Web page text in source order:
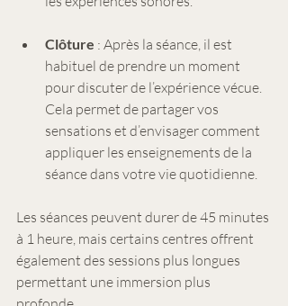
Clôture : Après la séance, il est
habituel de prendre un moment
pour discuter de l’expérience vécue.
Cela permet de partager vos
sensations et d’envisager comment
appliquer les enseignements de la
séance dans votre vie quotidienne.
Les séances peuvent durer de 45 minutes
à 1 heure, mais certains centres offrent
également des sessions plus longues
permettant une immersion plus